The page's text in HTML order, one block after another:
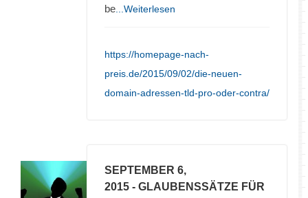
be ...Weiterlesen
https://homepage-nach-
preis.de/2015/09/02/die-neuen-
domain-adressen-tld-pro-oder-contra/
SEPTEMBER 6,
2015 - GLAUBENSSÄTZE FÜR